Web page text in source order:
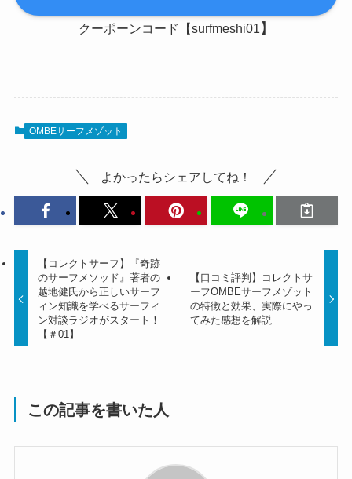
クーポーンコード【surfmeshi01 】
OMBEサーフメゾット
よかったらシェアしてね！
【コレクトサーフ】『奇跡
のサーフメソッド』著者の
越地健氏から正しいサーフ
ィン知識を学べるサーフィ
ン対談ラジオがスタート！
【＃01】
【口コミ評判】コレクトサ
ーフOMBEサーフメゾット
の特徴と効果、実際にやっ
てみた感想を解説
この記事を書いた人